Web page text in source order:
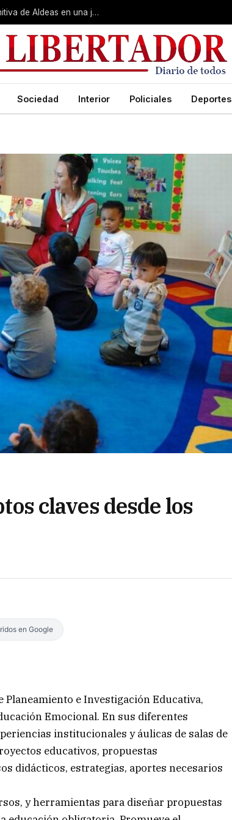
Gobierno, Unne y Arzobispado recibieron a la comitiva de Aldeas en una jornada de reuniones estratégicas
Sociedad Interior Policiales Deportes
claves desde los
en Google
e Investigación Educativa,
Emocional. En sus diferentes
institucionales y áulicas de salas de
educativos, propuestas
didácticos, estrategias, aportes necesarios
y herramientas para diseñar propuestas